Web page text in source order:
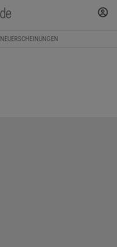
NEUERSCHEINUNGEN